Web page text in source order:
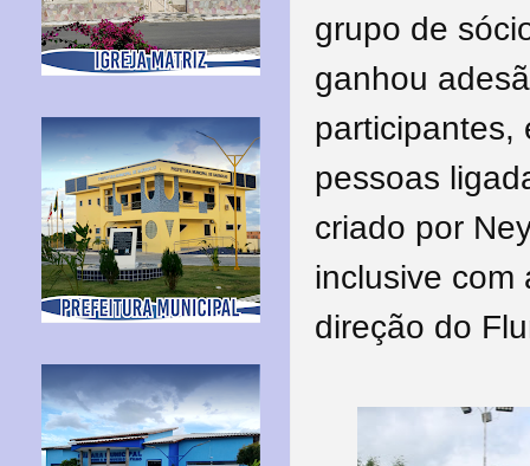
grupo de
ganhou
participantes,
pessoas
criado por
inclusive com
direção do